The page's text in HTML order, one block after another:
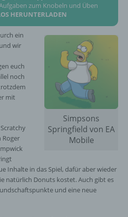
zum Knobeln und Üben
HERUNTERLADEN
Simpsons
Springfield von EA
Mobile
ein
wir
euch
noch
mit
Roger
Inhalte in das Spiel, dafür aber wieder
natürlich Donuts kostet. Auch gibt es
und eine neue